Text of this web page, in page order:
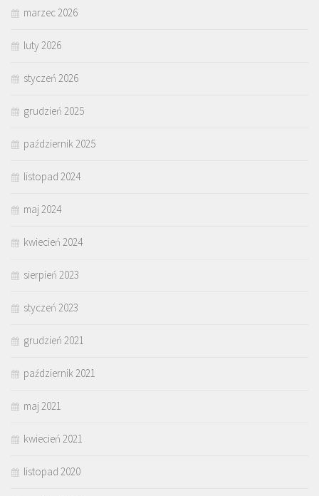
marzec 2026
luty 2026
styczeń 2026
grudzień 2025
październik 2025
listopad 2024
maj 2024
kwiecień 2024
sierpień 2023
styczeń 2023
grudzień 2021
październik 2021
maj 2021
kwiecień 2021
listopad 2020